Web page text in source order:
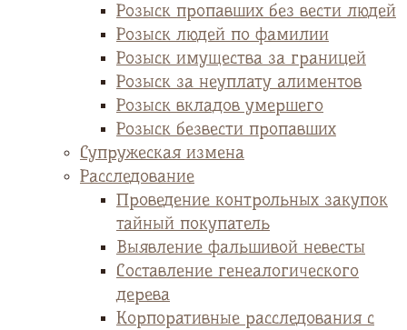
Розыск пропавших без вести людей
Розыск людей по фамилии
Розыск имущества за границей
Розыск за неуплату алиментов
Розыск вкладов умершего
Розыск безвести пропавших
Супружеская измена
Расследование
Проведение контрольных закупок
тайный покупатель
Выявление фальшивой невесты
Cоставление генеалогического
дерева
Корпоративные расследования с